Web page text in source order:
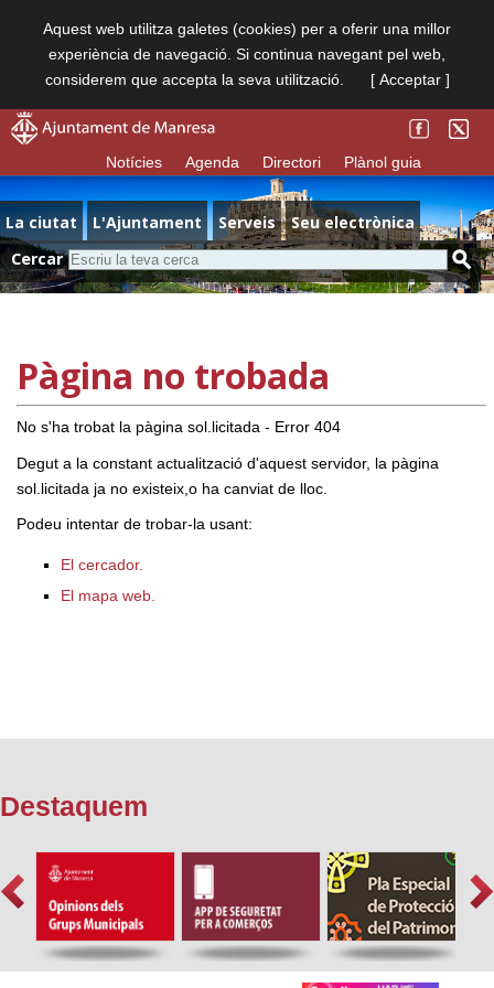
Aquest web utilitza galetes (cookies) per a oferir una millor
experiència de navegació. Si continua navegant pel web,
considerem que accepta la seva utilització.
[ Acceptar ]
Notícies Agenda Directori Plànol guia
La ciutat L'Ajuntament Serveis
Seu electrònica
Cercar
Pàgina no trobada
No s'ha trobat la pàgina sol.licitada - Error 404
Degut a la constant actualització d'aquest servidor, la pàgina
sol.licitada ja no existeix,o ha canviat de lloc.
Podeu intentar de trobar-la usant:
El cercador.
El mapa web.
Destaquem